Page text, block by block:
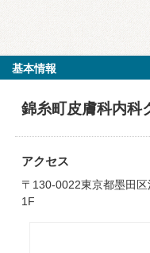
基本情報
錦糸町皮膚科内科
アクセス
〒130-0022東京都墨田
1F